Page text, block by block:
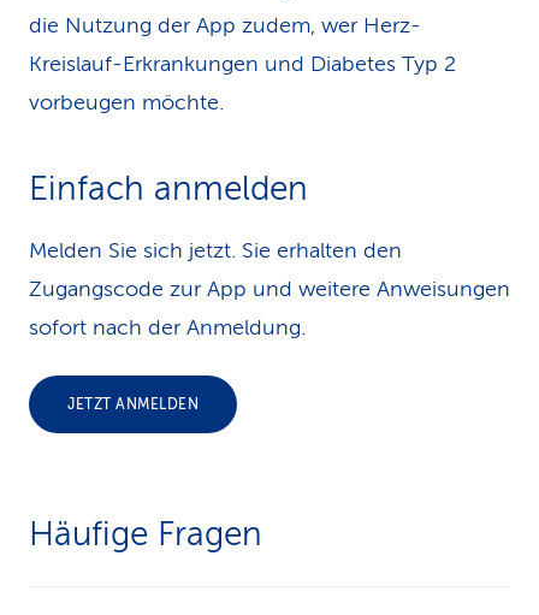
die Nutzung der App zudem, wer Herz-
Kreislauf-Erkrankungen und Diabetes Typ 2
vorbeugen möchte.
Einfach anmelden
Melden Sie sich jetzt. Sie erhalten den
Zugangscode zur App und weitere Anweisungen
sofort nach der Anmeldung.
JETZT ANMELDEN
Häufige Fragen